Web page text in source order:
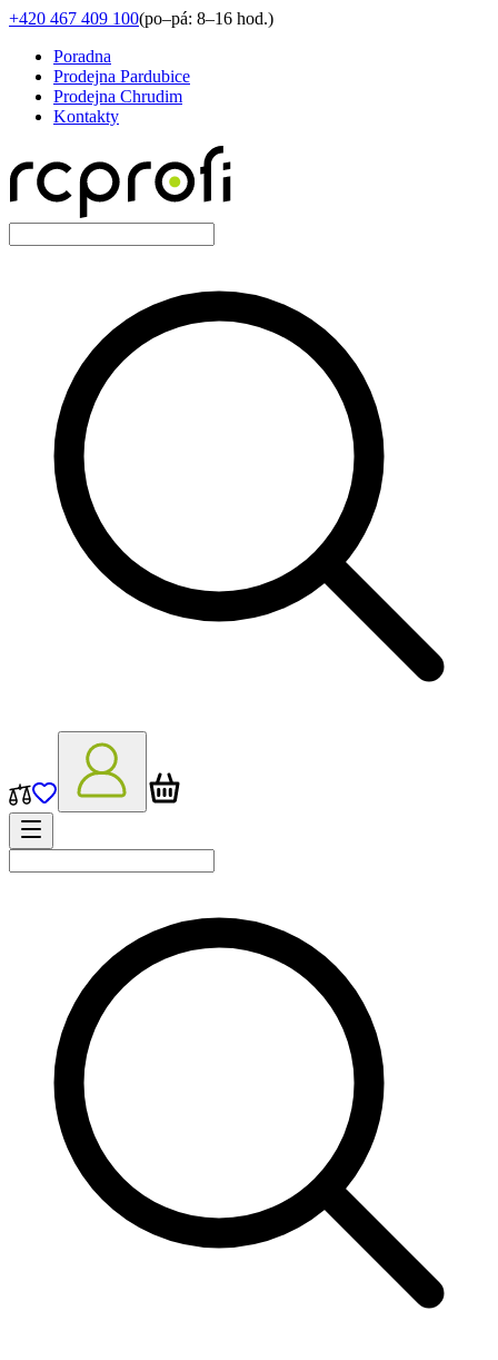
+420 467 409 100(po–pá: 8–16 hod.)
Poradna
Prodejna Pardubice
Prodejna Chrudim
Kontakty